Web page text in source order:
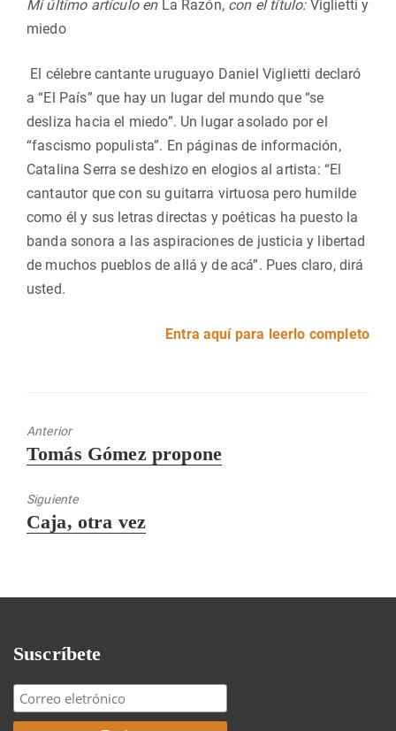
Mi último artículo enLa Razón, con el título:Viglietti y
miedo
El célebre cantante uruguayo Daniel Viglietti declaró
a “El País” que hay un lugar del mundo que “se
desliza hacia el miedo”. Un lugar asolado por el
“fascismo populista”. En páginas de información,
Catalina Serra se deshizo en elogios al artista: “El
cantautor que con su guitarra virtuosa pero humilde
como él y sus letras directas y poéticas ha puesto la
banda sonora a las aspiraciones de justicia y libertad
de muchos pueblos de allá y de acá”. Pues claro, dirá
usted.
Entra aquí para leerlo completo
Anterior
Entrada
Tomás Gómez propone
Siguiente
Entrada
Caja, otra vez
Suscríbete